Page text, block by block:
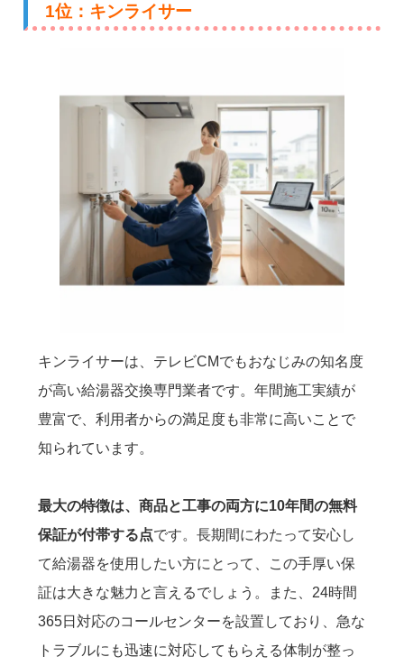
1位：キンライサー
キンライサーは、テレビCMでもおなじみの知名度
が高い給湯器交換専門業者です。年間施工実績が
豊富で、利用者からの満足度も非常に高いことで
知られています。
最大の特徴は、商品と工事の両方に10年間の無料
保証が付帯する点です。長期間にわたって安心し
て給湯器を使用したい方にとって、この手厚い保
証は大きな魅力と言えるでしょう。また、24時間
365日対応のコールセンターを設置しており、急な
トラブルにも迅速に対応してもらえる体制が整っ